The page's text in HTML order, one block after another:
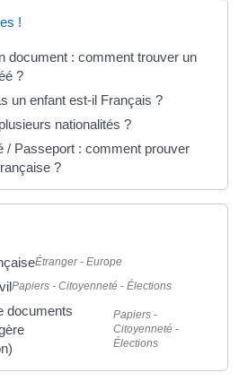
!
document : comment trouver un
?
un enfant est-il Français ?
nationalités ?
/ Passeport : comment prouver
?
Étranger - Europe
Papiers - Citoyenneté - Élections
documents
Papiers -
Citoyenneté -
Élections